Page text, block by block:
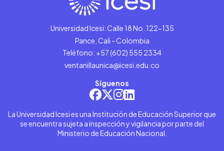
Universidad Icesi: Calle 18 No. 122-135
Pance, Cali - Colombia
Teléfono: +57 (602) 555 2334
ventanillaunica@icesi.edu.co
Síguenos
La Universidad Icesi es una Institución de Educación Superior que
se encuentra sujeta a inspección y vigilancia por parte del
Ministerio de Educación Nacional.